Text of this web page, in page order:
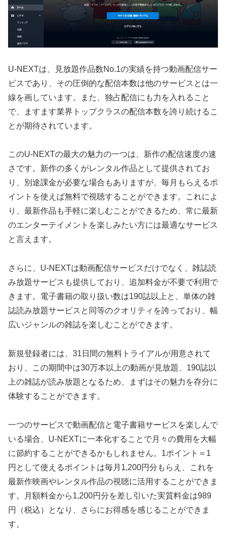
U-NEXTは、見放題作品数No.1の実績を持つ動画配信サー
ビスであり、その圧倒的な配信本数は他のサービスとは一
線を画しています。また、独占配信にも力を入れること
で、ますます業界トップクラスの配信本数を誇り続けるこ
とが期待されています。
このU-NEXTの最大の魅力の一つは、新作の配信速度の速
さです。新作の多くがレンタル作品として提供されてお
り、別途課金が必要な場合もありますが、毎月もらえるポ
イントを使えば無料で視聴することができます。これによ
り、最新作品も手軽に楽しむことができるため、常に最新
のエンターテイメントを楽しみたい方には最適なサービス
と言えます。
さらに、U-NEXTは動画配信サービスだけでなく、雑誌読
み放題サービスも提供しており、追加料金が不要で利用で
きます。電子書籍の取り扱い数は190誌以上と、単体の雑
誌読み放題サービスと同等のクオリティを誇っており、幅
広いジャンルの雑誌を楽しむことができます。
新規登録者には、31日間の無料トライアルが用意されて
おり、この期間中は30万本以上の動画が見放題、190誌以
上の雑誌が読み放題となるため、まずはその魅力を存分に
体験することができます。
一つのサービスで動画配信と電子書籍サービスを楽しんで
いる場合、U-NEXTに一本化することで月々の費用を大幅
に節約することができるかもしれません。1ポイント＝1
円として使えるポイントは毎月1,200円分もらえ、これを
最新作映画やレンタル作品の視聴に活用することができま
す。月額料金から1,200円分を差し引いた実質料金は989
円（税込）となり、さらにお得感を感じることができま
す。